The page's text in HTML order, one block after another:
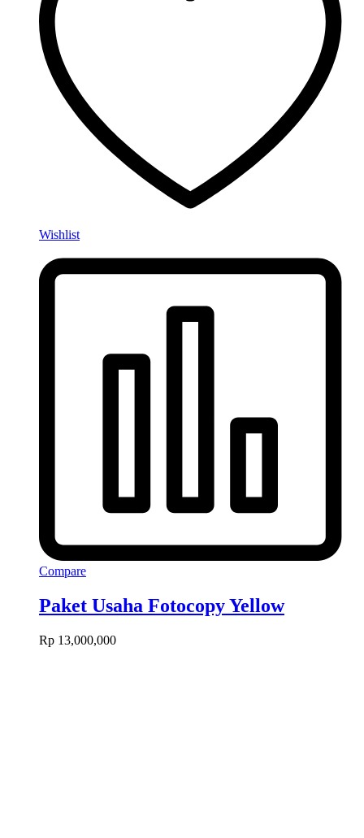
Wishlist
Compare
Paket Usaha Fotocopy Yellow
Rp 13,000,000